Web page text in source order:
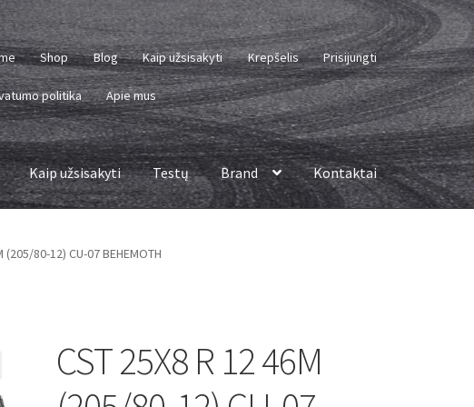
Shop Blog Kaip užsisakyti Krepšelis Prisijungti
politika Apie mus
Kaip užsisakyti Testų Brand Kontaktai
(205/80-12) CU-07 BEHEMOTH
CST 25X8 R 12 46M